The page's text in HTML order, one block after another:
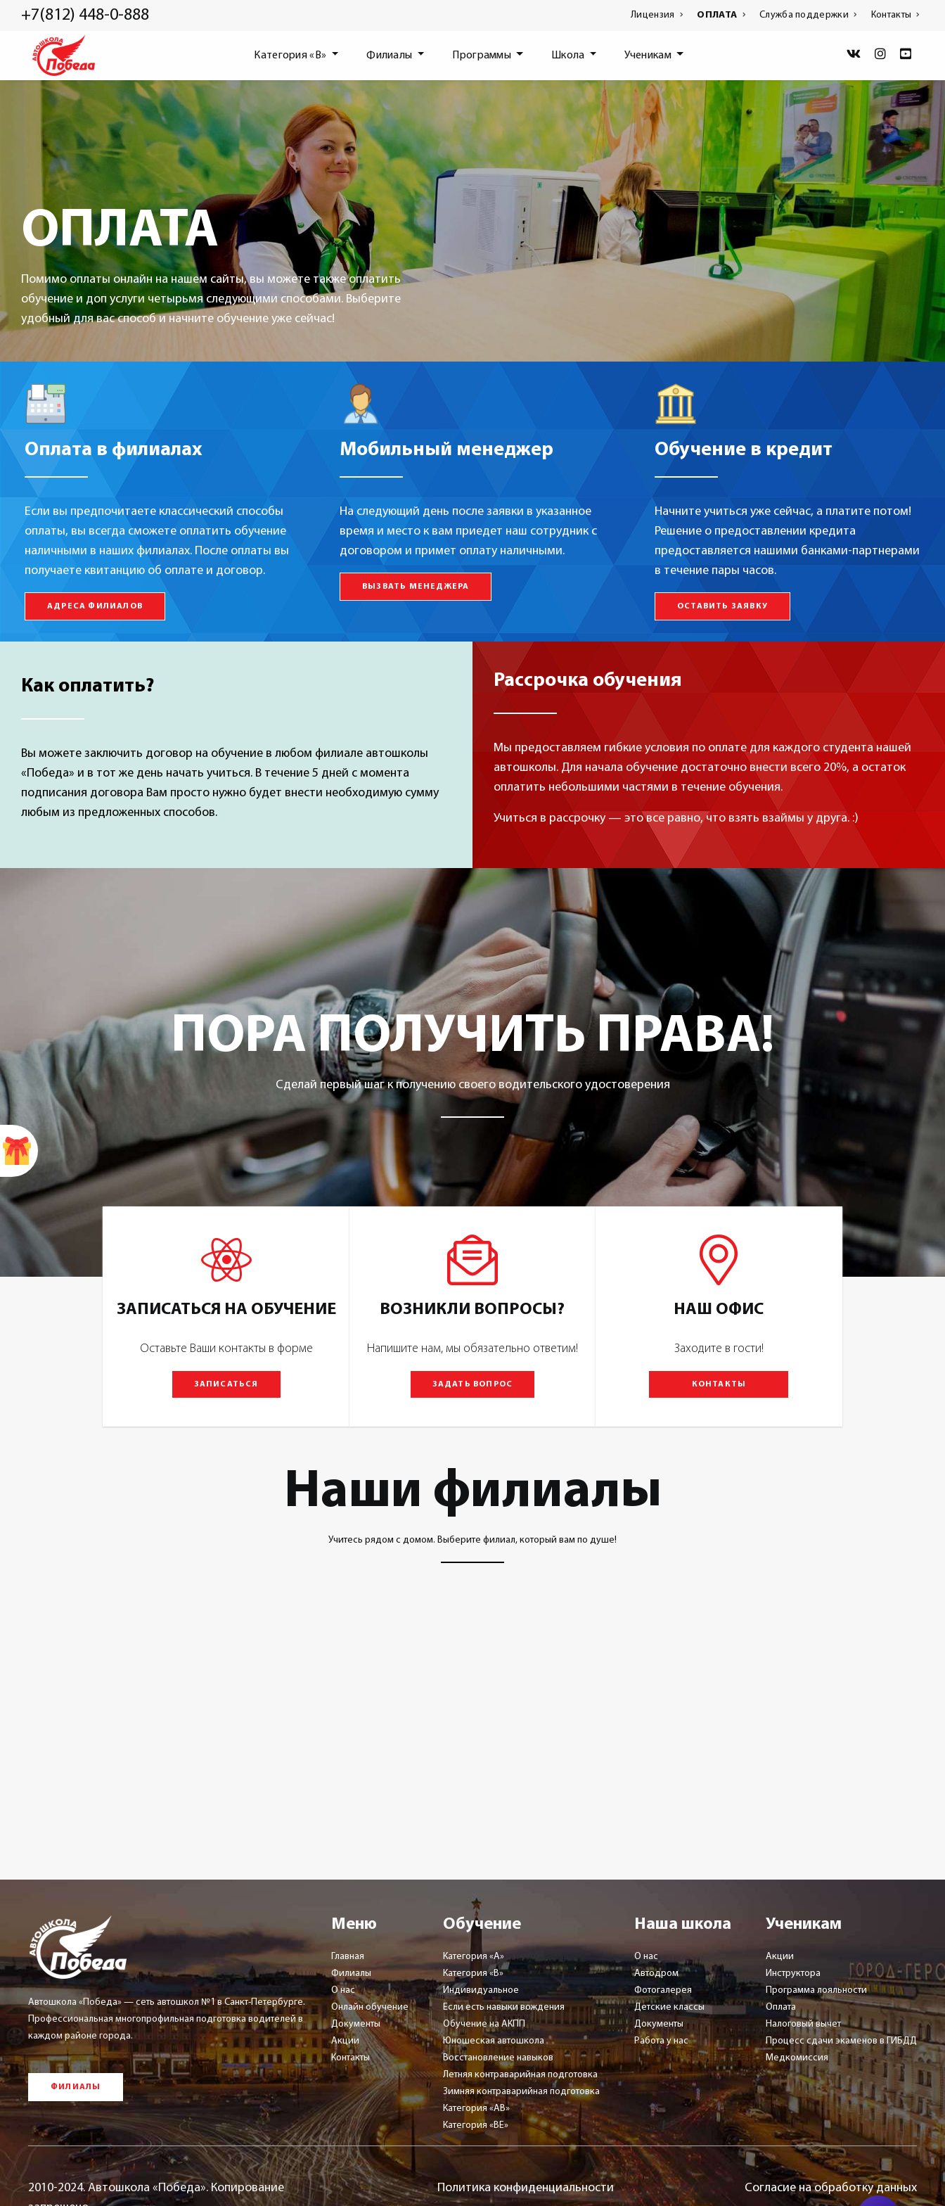
+7(812) 448-0-888 Лицензия ОПЛАТА Служба поддержки Контакты
Категория «В» Филиалы Программы Школа Ученикам
ОПЛАТА
Помимо оплаты онлайн на нашем сайты, вы можете также оплатить
обучение и доп услуги четырьмя следующими способами. Выберите
удобный для вас способ и начните обучение уже сейчас!
Оплата в филиалах
Если вы предпочитаете классический способы
оплаты, вы всегда сможете оплатить обучение
наличными в наших филиалах. После оплаты вы
получаете квитанцию об оплате и договор.
АДРЕСА ФИЛИАЛОВ
Мобильный менеджер
На следующий день после заявки в указанное
время и место к вам приедет наш сотрудник с
договором и примет оплату наличными.
ВЫЗВАТЬ МЕНЕДЖЕРА
Обучение в кредит
Начните учиться уже сейчас, а платите потом!
Решение о предоставлении кредита
предоставляется нашими банками-партнерами
в течение пары часов.
ОСТАВИТЬ ЗАЯВКУ
Как оплатить?
Вы можете заключить договор на обучение в любом филиале автошколы
«Победа» и в тот же день начать учиться. В течение 5 дней с момента
подписания договора Вам просто нужно будет внести необходимую сумму
любым из предложенных способов.
Рассрочка обучения
Мы предоставляем гибкие условия по оплате для каждого студента нашей
автошколы. Для начала обучение достаточно внести всего 20%, а остаток
оплатить небольшими частями в течение обучения.
Учиться в рассрочку — это все равно, что взять взаймы у друга. :)
ПОРА ПОЛУЧИТЬ ПРАВА!
Сделай первый шаг к получению своего водительского удостоверения
ЗАПИСАТЬСЯ НА ОБУЧЕНИЕ
Оставьте Ваши контакты в форме
ЗАПИСАТЬСЯ
ВОЗНИКЛИ ВОПРОСЫ?
Напишите нам, мы обязательно ответим!
ЗАДАТЬ ВОПРОС
НАШ ОФИС
Заходите в гости!
КОНТАКТЫ
Наши филиалы
Учитесь рядом с домом. Выберите филиал, который вам по душе!
Автошкола «Победа» — сеть автошкол №1 в Санкт-Петербурге.
Профессиональная многопрофильная подготовка водителей в
каждом районе города.
ФИЛИАЛЫ
Меню
Главная
Филиалы
О нас
Онлайн обучение
Документы
Акции
Контакты
Обучение
Категория «А»
Категория «В»
Индивидуальное
Если есть навыки вождения
Обучение на АКПП
Юношеская автошкола
Восстановление навыков
Летняя контраварийная подготовка
Зимняя контраварийная подготовка
Категория «AB»
Категория «ВЕ»
Наша школа
О нас
Автодром
Фотогалерея
Детские классы
Документы
Работа у нас
Ученикам
Акции
Инструктора
Программа лояльности
Оплата
Налоговый вычет
Процесс сдачи экаменов в ГИБДД
Медкомиссия
2010-2024. Автошкола «Победа». Копирование
Политика конфиденциальности Согласие на обработку данных